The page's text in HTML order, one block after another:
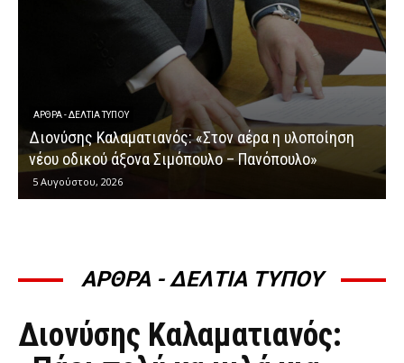
ΕΡΩΤΉΣΕΙΣ
Διονύσης Καλαματιανός: «Μια ακόμη
κυβερνητικής αποτυχίας στην καταβολή
αγροτικών ενισχύσεων»
4 Αυγούστου, 2026
ΑΡΘΡΑ - ΔΕΛΤΙΑ ΤΥΠΟΥ
ΆΡΘΡΑ - ΔΕΛΤΊΑ ΤΎΠΟΥ
Διονύσης Καλαματιανός: